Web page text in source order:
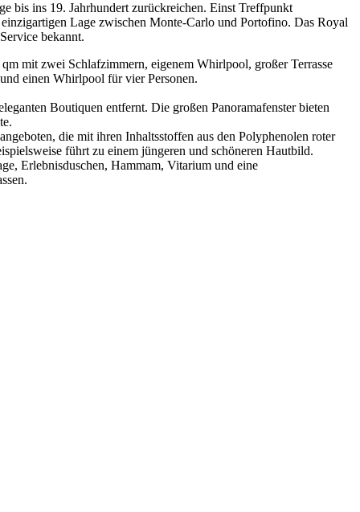
bis ins 19. Jahrhundert zurückreichen. Einst Treffpunkt
Lage zwischen Monte-Carlo und Portofino. Das Royal
bekannt.
mit zwei Schlafzimmern, eigenem Whirlpool, großer Terrasse
einen Whirlpool für vier Personen.
Boutiquen entfernt. Die großen Panoramafenster bieten
die mit ihren Inhaltsstoffen aus den Polyphenolen roter
führt zu einem jüngeren und schöneren Hautbild.
Erlebnisduschen, Hammam, Vitarium und eine